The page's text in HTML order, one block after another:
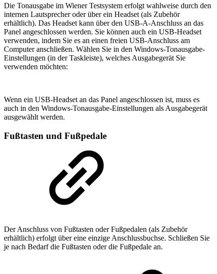
Die Tonausgabe im Wiener Testsystem erfolgt wahlweise durch den
internen Lautsprecher oder über ein Headset (als Zubehör
erhältlich). Das Headset kann über den USB-A-Anschluss an das
Panel angeschlossen werden. Sie können auch ein USB-Headset
verwenden, indem Sie es an einen freien USB-Anschluss am
Computer anschließen. Wählen Sie in den Windows-Tonausgabe-
Einstellungen (in der Taskleiste), welches Ausgabegerät Sie
verwenden möchten:
Wenn ein USB-Headset an das Panel angeschlossen ist, muss es
auch in den Windows-Tonausgabe-Einstellungen als Ausgabegerät
ausgewählt werden.
Fußtasten und Fußpedale
Der Anschluss von Fußtasten oder Fußpedalen (als Zubehör
erhältlich) erfolgt über eine einzige Anschlussbuchse. Schließen Sie
je nach Bedarf die Fußtasten oder die Fußpedale an.